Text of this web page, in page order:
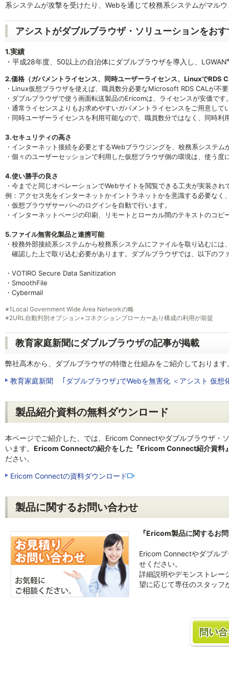
系システムが攻撃を受けたり、Webを通じて校務系システムがマル
アシストがダブルブラウザ・ソリューションをお
1.実績
・平成28年度、50以上の自治体にダブルブラウザを導入し、LGWAN
2.価格（ガバメントライセンス、同時ユーザーライセンス、LinuxでRDS
・Linux仮想ブラウザを使えば、職員数分必要なMicrosoft RDS CALが不
・ダブルブラウザで使う画面転送製品のEricomは、ライセンスが安価です
・通常ライセンスよりもお求めやすいガバメントライセンスをご用意して
・同時ユーザーライセンスを利用可能なので、職員数分ではなく、同時
3.セキュリティの高さ
・インターネット接続を必要とするWebブラウジングを、校務系システム
・個々のユーザーセッションで利用した仮想ブラウザ側の環境は、使う
4.使い勝手の良さ
・今までと同じオペレーションでWebサイトを閲覧できる工夫が実装され
例：アクセス先をインターネットかイントラネットかを意識する必要な
・仮想ブラウザサーバへのログインを自動で行います。
・インターネットページの印刷、リモートとローカル間のテキストのコ
5.ファイル無害化製品と連携可能
・校務外部接続系システムから校務系システムにファイルを取り込むに
確認した上で取り込む必要があります。ダブルブラウザでは、以下のフ
・VOTIRO Secure Data Sanitization
・SmoothFile
・Cybermail
※1 Local Government Wide Area Networkの略
※2URL自動判別オプション+コネクションブローカーあり構成の利用が前提
教育家庭新聞にダブルブラウザの記事が掲載
弊社高木から、ダブルブラウザの特徴と仕組みをご紹介しております
教育家庭新聞 ｢ダブルブラウザ｣でWebを無害化 ＜アシスト 仮想
製品紹介資料の無料ダウンロード
本ページでご紹介した、では、Ericom Connectやダブルブラウザ・
います。 Ericom Connectの紹介をした『Ericom Connect紹介資料
ださい。
Ericom Connectの資料ダウンロード
製品に関するお問い合わせ
『Ericom製品に関するお
Ericom Connectやダブル
せください。
詳細説明やデモンストレー
望に応じて専任のスタッフ